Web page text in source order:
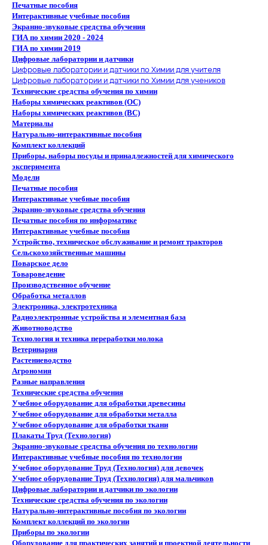
Печатные пособия
Интерактивные учебные пособия
Экранно-звуковые средства обучения
ГИА по химии 2020 - 2024
ГИА по химии 2019
Цифровые лаборатории и датчики
Цифровые лаборатории и датчики по Химии для учителя
Цифровые лаборатории и датчики по Химии для учеников
Технические средства обучения по химии
Наборы химических реактивов (ОС)
Наборы химических реактивов (ВС)
Материалы
Натурально-интерактивные пособия
Комплект коллекций
Приборы, наборы посуды и принадлежностей для химического
эксперимента
Модели
Печатные пособия
Интерактивные учебные пособия
Экранно-звуковые средства обучения
Печатные пособия по информатике
Интерактивные учебные пособия
Устройство, техническое обслуживание и ремонт тракторов
Сельскохозяйственные машины
Поварское дело
Товароведение
Производственное обучение
Обработка металлов
Электроника, электротехника
Радиоэлектронные устройства и элементная база
Животноводство
Технология и техника переработки молока
Ветеринария
Растениеводство
Агрономия
Разные направления
Технические средства обучения
Учебное оборудование для обработки древесины
Учебное оборудование для обработки металла
Учебное оборудование для обработки ткани
Плакаты Труд (Технология)
Экранно-звуковые средства обучения по технологии
Интерактивные учебные пособия по технологии
Учебное оборудование Труд (Технология) для девочек
Учебное оборудование Труд (Технология) для мальчиков
Цифровые лаборатории и датчики по экологии
Технические средства обучения по экологии
Натурально-интерактивные пособия по экологии
Комплект коллекций по экологии
Приборы по экологии
Оборудование для практических занятий и проектной деятельности